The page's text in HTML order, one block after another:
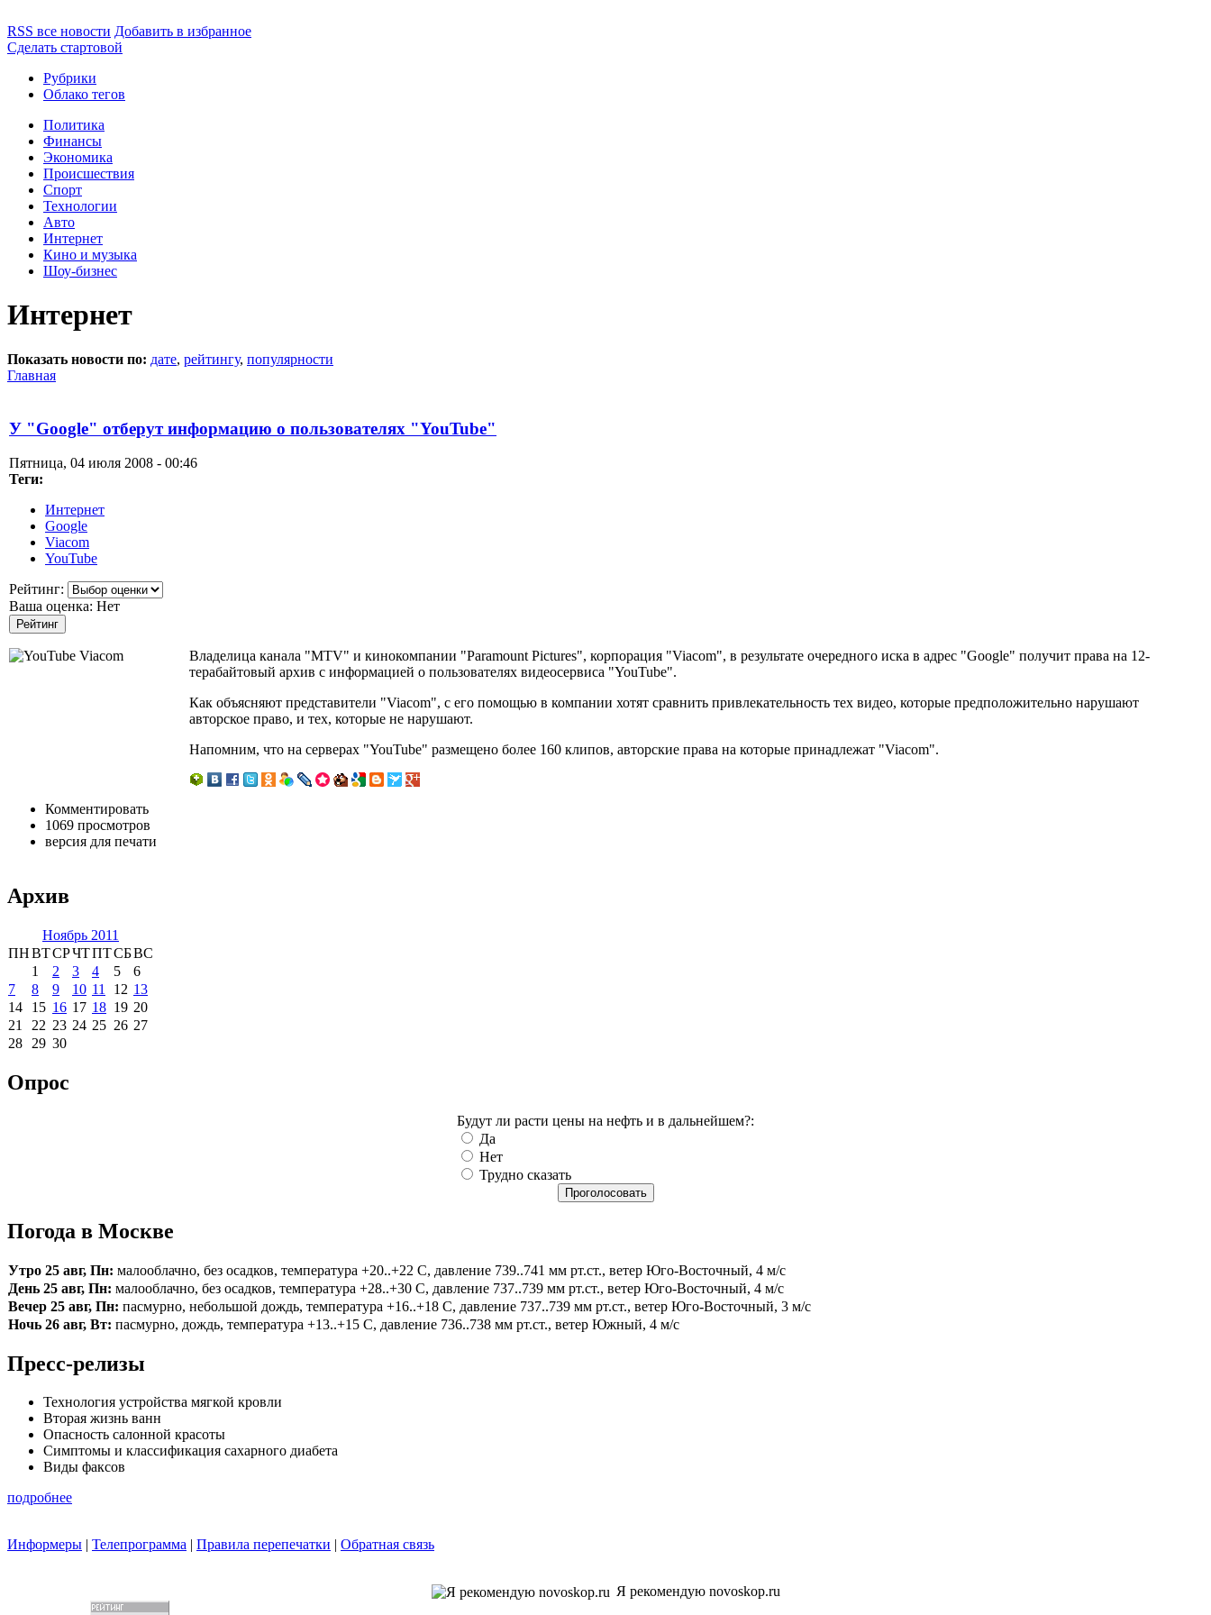
RSS все новости Добавить в избранное
Сделать стартовой
Рубрики
Облако тегов
Политика
Финансы
Экономика
Происшествия
Спорт
Технологии
Авто
Интернет
Кино и музыка
Шоу-бизнес
Интернет
Показать новости по: дате, рейтингу, популярности
Главная
У "Google" отберут информацию о пользователях "YouTube"
Пятница, 04 июля 2008 - 00:46
Теги:
Интернет
Google
Viacom
YouTube
Рейтинг:
Ваша оценка: Нет
Владелица канала "MTV" и кинокомпании "Paramount Pictures", корпорация "Viacom", в результате очередного иска в адрес "Google" получит права на 12-
терабайтовый архив с информацией о пользователях видеосервиса "YouTube".
Как объясняют представители "Viacom", с его помощью в компании хотят сравнить привлекательность тех видео, которые предположительно нарушают
авторское право, и тех, которые не нарушают.
Напомним, что на серверах "YouTube" размещено более 160 клипов, авторские права на которые принадлежат "Viacom".
Комментировать
1069 просмотров
версия для печати
Архив
Ноябрь 2011
ПНВТСРЧТПТСБВС
1
2 3 4 5
6
7
8 9 10 11 12 13
14
15 16 17 18 19 20
21
22 23 24 25 26 27
28
29 30
Опрос
Будут ли расти цены на нефть и в дальнейшем?:
Да
Нет
Трудно сказать
Погода в Москве
Утро 25 авг, Пн: малооблачно, без осадков, температура +20..+22 С, давление 739..741 мм рт.ст., ветер Юго-Восточный, 4 м/с
День 25 авг, Пн: малооблачно, без осадков, температура +28..+30 С, давление 737..739 мм рт.ст., ветер Юго-Восточный, 4 м/с
Вечер 25 авг, Пн: пасмурно, небольшой дождь, температура +16..+18 С, давление 737..739 мм рт.ст., ветер Юго-Восточный, 3 м/с
Ночь 26 авг, Вт: пасмурно, дождь, температура +13..+15 С, давление 736..738 мм рт.ст., ветер Южный, 4 м/с
Пресс-релизы
Технология устройства мягкой кровли
Вторая жизнь ванн
Опасность салонной красоты
Симптомы и классификация сахарного диабета
Виды факсов
подробнее
Информеры | Телепрограмма | Правила перепечатки | Обратная связь
Я рекомендую novoskop.ru